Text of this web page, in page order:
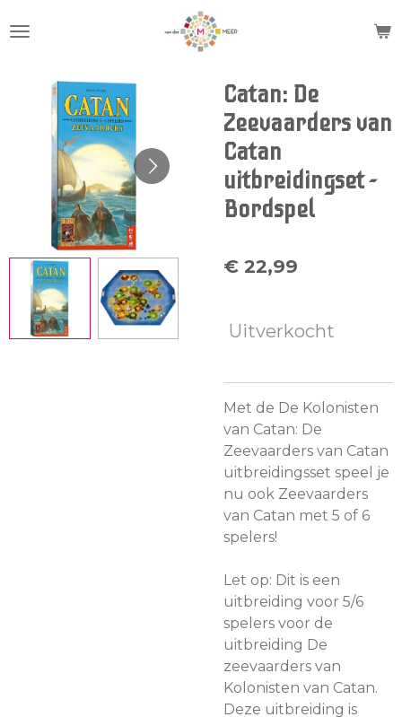
direct
hoofdinhoud
Catan: De
Zeevaarders van
Catan
uitbreidingset -
Bordspel
€ 22,99
Uitverkocht
Met de De Kolonisten
van Catan: De
Zeevaarders van Catan
uitbreidingsset speel je
nu ook Zeevaarders
van Catan met 5 of 6
spelers!
Let op: Dit is een
uitbreiding voor 5/6
spelers voor de
uitbreiding De
zeevaarders van
Kolonisten van Catan.
Deze uitbreiding is